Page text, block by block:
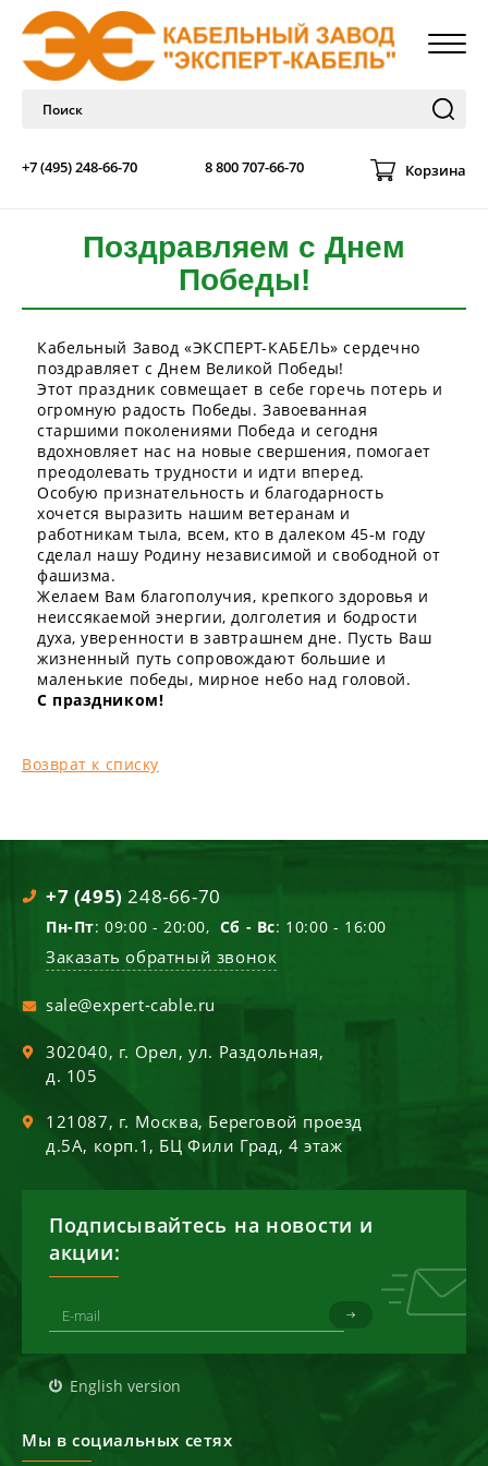
+7 (495) 248-66-70 8 800 707-66-70 Корзина
Поздравляем с Днем
Победы!
Кабельный Завод «ЭКСПЕРТ-КАБЕЛЬ» сердечно
поздравляет с Днем Великой Победы!
Этот праздник совмещает в себе горечь потерь и
огромную радость Победы. Завоеванная
старшими поколениями Победа и сегодня
вдохновляет нас на новые свершения, помогает
преодолевать трудности и идти вперед.
Особую признательность и благодарность
хочется выразить нашим ветеранам и
работникам тыла, всем, кто в далеком 45-м году
сделал нашу Родину независимой и свободной от
фашизма.
Желаем Вам благополучия, крепкого здоровья и
неиссякаемой энергии, долголетия и бодрости
духа, уверенности в завтрашнем дне. Пусть Ваш
жизненный путь сопровождают большие и
маленькие победы, мирное небо над головой.
С праздником!
Возврат к списку
+7 (495) 248-66-70
Пн-Пт: 09:00 - 20:00, Сб - Вс: 10:00 - 16:00
Заказать обратный звонок
sale@expert-cable.ru
302040, г. Орел,ул. Раздольная,
д. 105
121087, г. Москва, Береговой проезд
д.5А, корп.1, БЦ Фили Град, 4 этаж
Подписывайтесь на новости и
акции:
English version
Мы в социальных сетях